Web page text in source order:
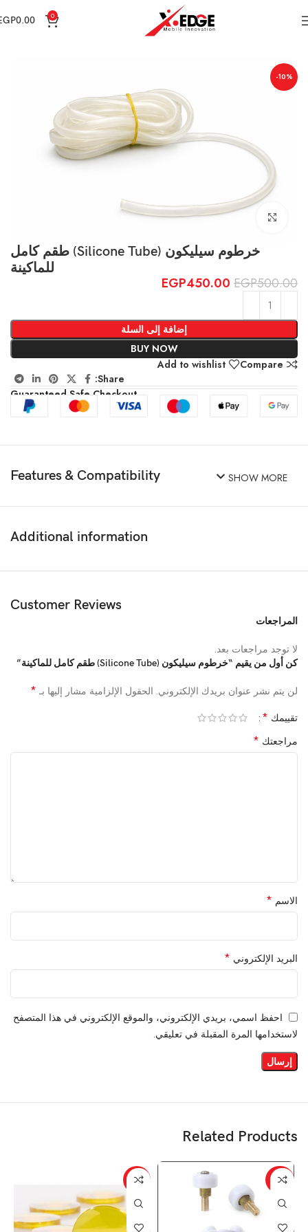
0
0.00
-10%
Click to enlarge
خرطوم سيليكون (Silicone Tube) طقم كامل
للماكينة
EGP500.00
EGP450.00
إضافة إلى السلة
BUY NOW
Compare
Add to wishlist
Share:
Guaranteed Safe Checkout
Features & Compatibility SHOW MORE
Additional information
Customer Reviews
المراجعات
لا توجد مراجعات بعد.
كن أول من يقيم “خرطوم سيليكون (Silicone Tube) طقم كامل للماكينة”
لن يتم نشر عنوان بريدك الإلكتروني. الحقول الإلزامية مشار إليها بـ *
تقييمك *
مراجعتك *
الاسم *
البريد الإلكتروني *
احفظ اسمي، بريدي الإلكتروني، والموقع الإلكتروني في هذا المتصفح
لاستخدامها المرة المقبلة في تعليقي.
Related Products
-33%
-13%